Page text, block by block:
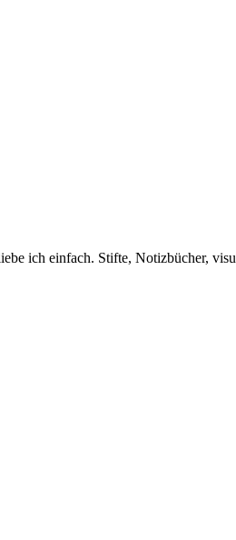
ich einfach. Stifte, Notizbücher,